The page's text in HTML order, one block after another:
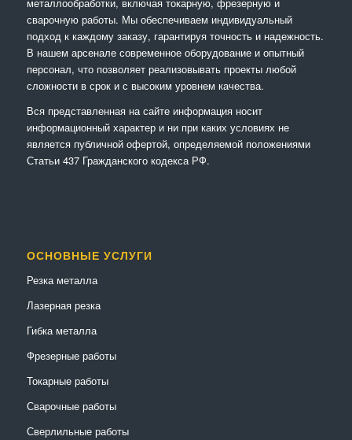
сварочную работы. Мы обеспечиваем индивидуальный
подход к каждому заказу, гарантируя точность и надежность.
В нашем арсенале современное оборудование и опытный
персонал, что позволяет реализовывать проекты любой
сложности в срок и с высоким уровнем качества.
Вся представленная на сайте информация носит
информационный характер и ни при каких условиях не
является публичной офертой, определяемой положениями
Статьи 437 Гражданского кодекса РФ.
ОСНОВНЫЕ УСЛУГИ
Резка металла
Лазерная резка
Гибка металла
Фрезерные работы
Токарные работы
Сварочные работы
Сверлильные работы